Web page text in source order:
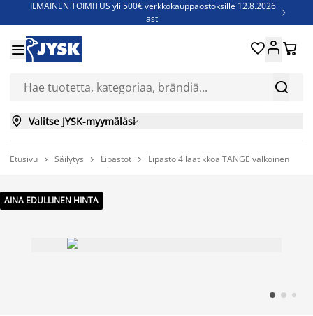
ILMAINEN TOIMITUS yli 500€ verkkokauppaostoksille 12.8.2026
asti

Jenkkisänkyjä - Säästä jopa 60%


 
 Valitse JYSK-myymäläsi
Etusivu  Säilytys  Lipastot  Lipasto 4 laatikkoa TANGE valkoinen
AINA EDULLINEN HINTA